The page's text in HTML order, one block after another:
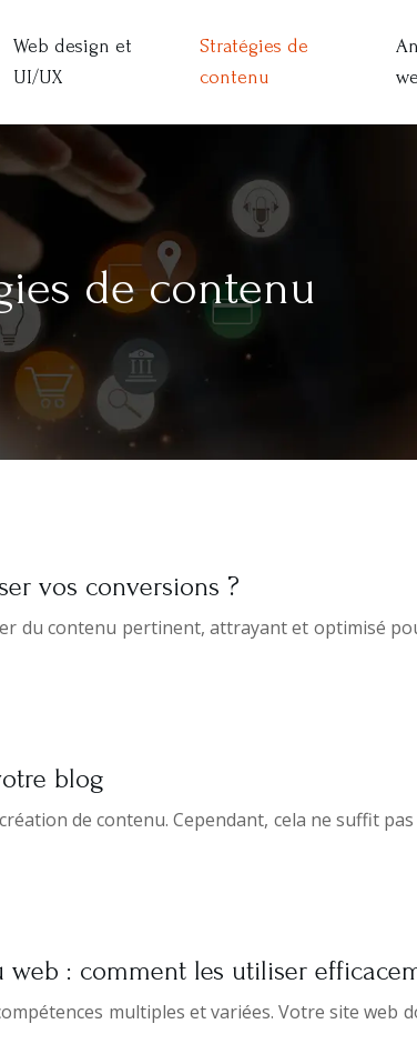
Web design et
UI/UX
Stratégies de
contenu
de contenu
vos conversions ?
du contenu pertinent, attrayant et optimisé
blog
de contenu. Cependant, cela ne suffit
web : comment les utiliser
multiples et variées. Votre site